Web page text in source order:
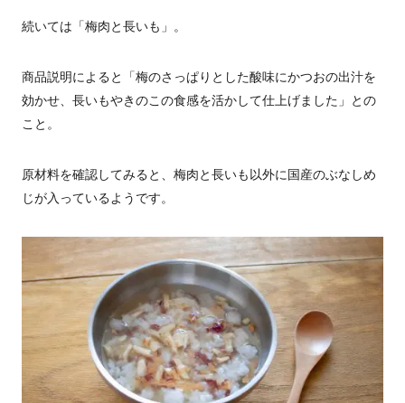
続いては「梅肉と長いも」。
商品説明によると「梅のさっぱりとした酸味にかつおの出汁を
効かせ、長いもやきのこの食感を活かして仕上げました」との
こと。
原材料を確認してみると、梅肉と長いも以外に国産のぶなしめ
じが入っているようです。